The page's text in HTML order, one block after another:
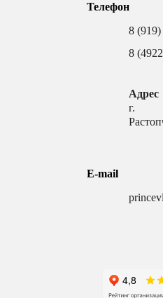
Телефон
8
8
Адрес
г.
E-mail